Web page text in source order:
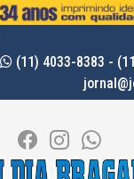
(11) 4033-8383 -